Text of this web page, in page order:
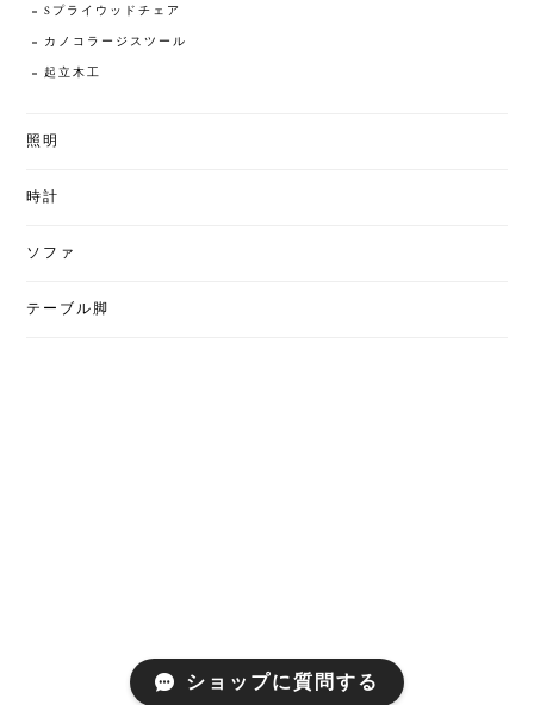
Sプライウッドチェア
カノコラージスツール
起立木工
照明
時計
ソファ
テーブル脚
ショップに質問する